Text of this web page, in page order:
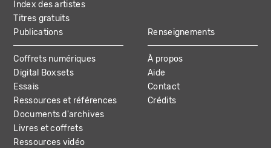
Index des artistes
Titres gratuits
Publications
Coffrets numériques
Digital Boxsets
Essais
Ressources et références
Documents d'archives
Livres et coffrets
Ressources vidéo
Renseignements
À propos
Aide
Contact
Crédits